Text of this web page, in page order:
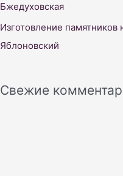
Бжедуховская
Изготовление памятников
Яблоновский
Свежие